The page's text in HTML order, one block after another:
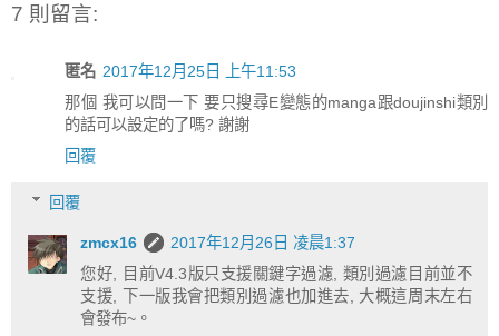
7 則留言:
匿名 2017年12月25日 上午11:53
那個 我可以問一下 要只搜尋E變態的manga跟doujinshi類別
的話可以設定的了嗎? 謝謝
回覆
回覆
zmcx16
2017年12月26日 凌晨1:37
您好, 目前V4.3版只支援關鍵字過濾, 類別過濾目前並不
支援, 下一版我會把類別過濾也加進去, 大概這周末左右
會發布~。